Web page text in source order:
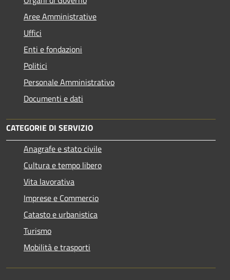
Aree Amministrative
Uffici
Enti e fondazioni
Politici
Personale Amministrativo
Documenti e dati
CATEGORIE DI SERVIZIO
Anagrafe e stato civile
Cultura e tempo libero
Vita lavorativa
Imprese e Commercio
Catasto e urbanistica
Turismo
Mobilità e trasporti